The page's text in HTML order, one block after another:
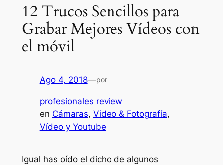
12 Trucos Sencillos para
Grabar Mejores Vídeos con
el móvil
Ago 4, 2018—por
profesionales review
en Cámaras, Video & Fotografía
Vídeo y Youtube
Igual has oído el dicho de algunos